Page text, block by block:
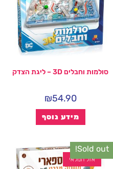
סולמות וחבלים 3D – ליגת הצדק
₪54.90
מידע נוסף
Sold out!
אזל המלאי